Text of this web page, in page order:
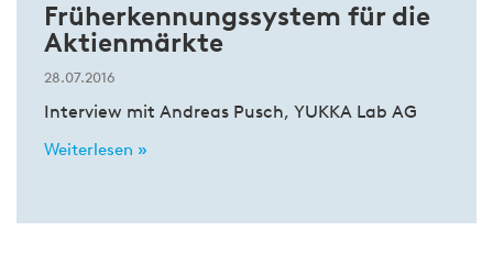
Früherkennungssystem für die
Aktienmärkte
28.07.2016
Interview mit Andreas Pusch, YUKKA Lab AG
Weiterlesen »